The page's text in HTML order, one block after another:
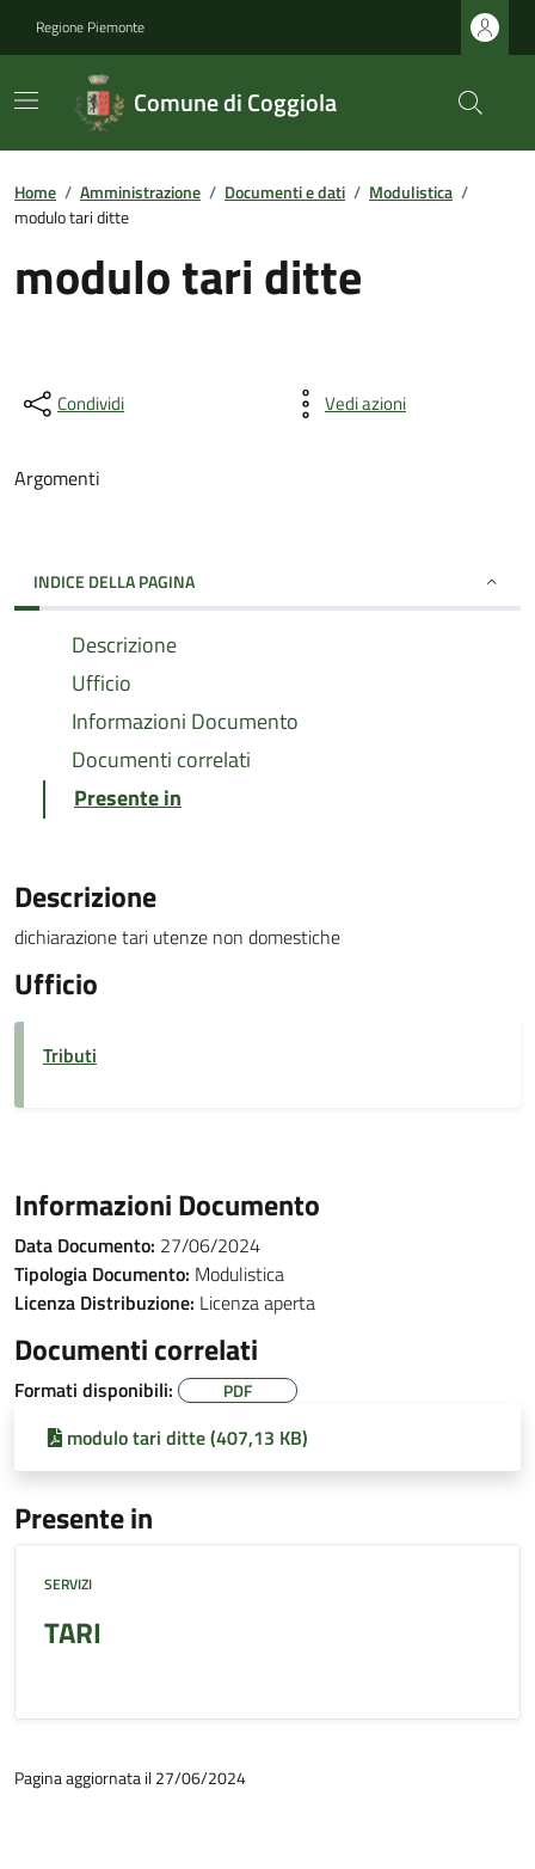
Regione Piemonte
Comune di Coggiola
Home / Amministrazione / Documenti e dati / Modulistica /
modulo tari ditte
modulo tari ditte
Condividi Vedi azioni
Argomenti
INDICE DELLA PAGINA
Descrizione
Ufficio
Informazioni Documento
Documenti correlati
Presente in
Descrizione
dichiarazione tari utenze non domestiche
Ufficio
Tributi
Informazioni Documento
Data Documento: 27/06/2024
Tipologia Documento: Modulistica
Licenza Distribuzione: Licenza aperta
Documenti correlati
Formati disponibili: PDF
modulo tari ditte (407,13 KB)
Presente in
SERVIZI
TARI
Pagina aggiornata il 27/06/2024